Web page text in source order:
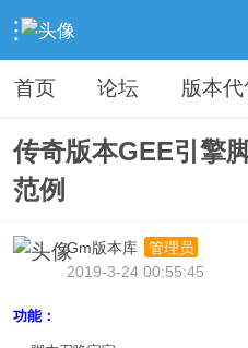
› 教程广告专区 › 视屏教程学
首页 论坛 版本代
传奇版本GEE引擎
范例
Gm版本库
管理员
2019-3-24 00:55:45
功能：